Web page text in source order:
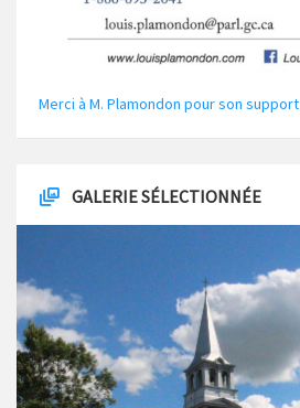
Merci à M. Plamondon pour son support
GALERIE SÉLECTIONNÉE